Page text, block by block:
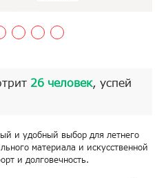
26 человек, успей
и удобный выбор для летнего
материала и искусственной
и долговечность.